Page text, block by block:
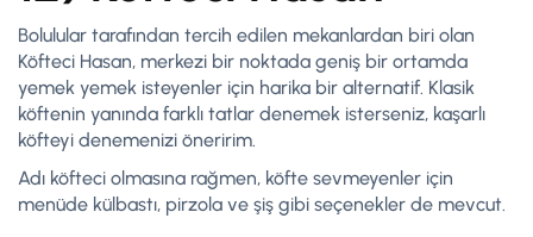
Bolulular tarafından tercih edilen mekanlardan biri olan
Köfteci Hasan, merkezi bir noktada geniş bir ortamda
yemek yemek isteyenler için harika bir alternatif. Klasik
köftenin yanında farklı tatlar denemek isterseniz, kaşarlı
köfteyi denemenizi öneririm.
Adı köfteci olmasına rağmen, köfte sevmeyenler için
menüde külbastı, pirzola ve şiş gibi seçenekler de mevcut.